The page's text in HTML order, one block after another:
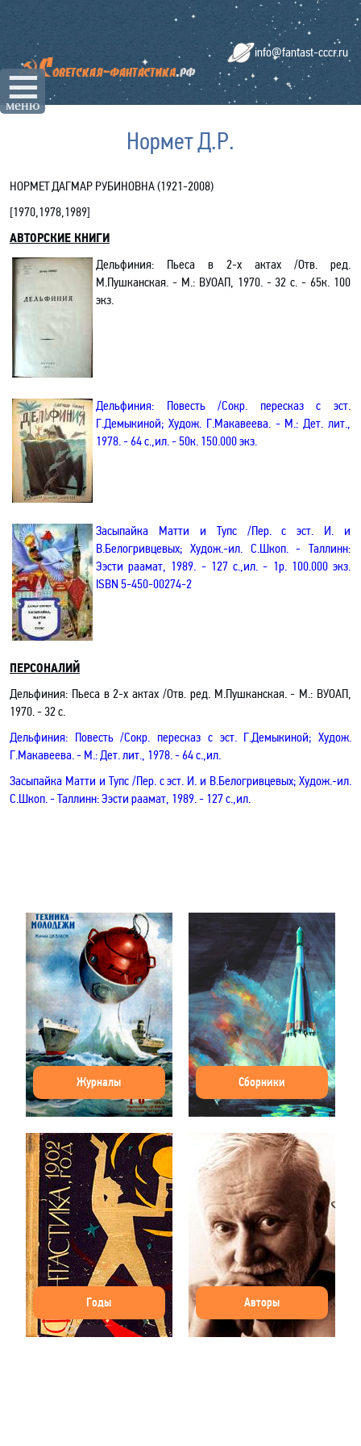
☰
меню
info@fantast-cccr.ru
Нормет Д.Р.
НОРМЕТ ДАГМАР РУБИНОВНА (1921-2008)
[1970,1978,1989]
АВТОРСКИЕ КНИГИ
Дельфиния: Пьеса в 2-х актах /Отв. ред.
М.Пушканская. - М.: ВУОАП, 1970. - 32 с. -65к. 100
экз.
Дельфиния: Повесть /Сокр. пересказ с эст.
Г.Демыкиной; Худож. Г.Макавеева. - М.: Дет. лит.,
1978. - 64 с.,ил. - 50к. 150.000 экз.
Засыпайка Матти и Тупс /Пер. с эст. И. и
В.Белогривцевых; Худож.-ил. С.Шкоп. - Таллинн:
Ээсти раамат, 1989. - 127 с.,ил. - 1р. 100.000 экз.
ISBN 5-450-00274-2
ПЕРСОНАЛИЙ
Дельфиния: Пьеса в 2-х актах /Отв. ред. М.Пушканская. - М.: ВУОАП,
1970. - 32 с.
Дельфиния: Повесть /Сокр. пересказ с эст. Г.Демыкиной; Худож.
Г.Макавеева. - М.: Дет. лит., 1978. - 64 с.,ил.
Засыпайка Матти и Тупс /Пер. с эст. И. и В.Белогривцевых; Худож.-ил.
С.Шкоп. - Таллинн: Ээсти раамат, 1989. - 127 с.,ил.
Журналы Сборники
Годы Авторы